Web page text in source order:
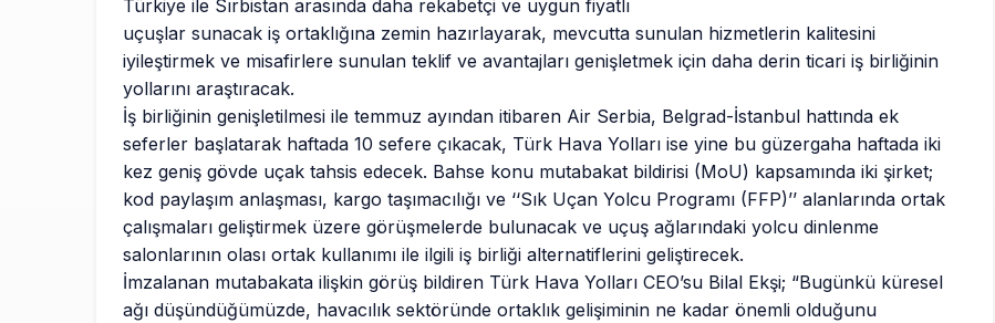
Türkiye ile Sırbistan arasında daha rekabetçi ve uygun fiyatlı
uçuşlar sunacak iş ortaklığına zemin hazırlayarak, mevcutta sunulan hizmetlerin kalitesini
iyileştirmek ve misafirlere sunulan teklif ve avantajları genişletmek için daha derin ticari iş birliğinin
yollarını araştıracak.
İş birliğinin genişletilmesi ile temmuz ayından itibaren Air Serbia, Belgrad-İstanbul hattında ek
seferler başlatarak haftada 10 sefere çıkacak, Türk Hava Yolları ise yine bu güzergaha haftada iki
kez geniş gövde uçak tahsis edecek. Bahse konu mutabakat bildirisi (MoU) kapsamında iki şirket;
kod paylaşım anlaşması, kargo taşımacılığı ve ‘‘Sık Uçan Yolcu Programı (FFP)’’ alanlarında ortak
çalışmaları geliştirmek üzere görüşmelerde bulunacak ve uçuş ağlarındaki yolcu dinlenme
salonlarının olası ortak kullanımı ile ilgili iş birliği alternatiflerini geliştirecek.
İmzalanan mutabakata ilişkin görüş bildiren Türk Hava Yolları CEO’su Bilal Ekşi; “Bugünkü küresel
ağı düşündüğümüzde, havacılık sektöründe ortaklık gelişiminin ne kadar önemli olduğunu